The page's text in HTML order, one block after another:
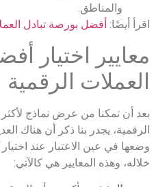
والمناطق.
اقرأ أيضًا: أفضل بورصة تبادل
معايير اختيار
العملات الرقمية
بعد أن تمكنا من عرض نماذج
الرقمية، يجدر بنا ذكر أن هناك
وضعها في عين الاعتبار عند اختيار
خلاله، وهذه المعايير هي كالآتي: